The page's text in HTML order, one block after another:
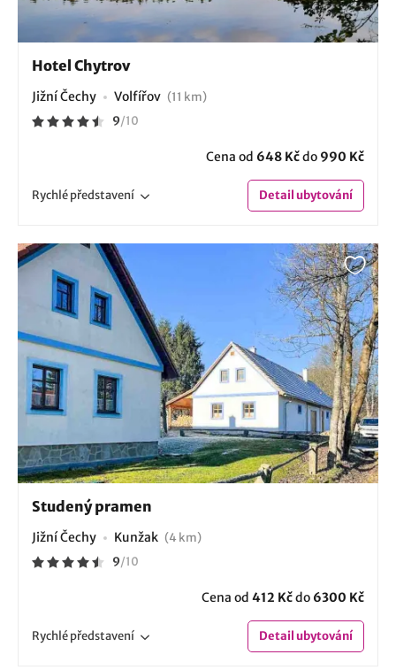
Hotel Chytrov
Jižní Čechy Volfířov (11 km)
9/10
Cena od 648 Kčdo 990 Kč
Rychlépředstavení Detailubytování
Studený pramen
Jižní Čechy Kunžak (4 km)
9/10
Cena od 412 Kčdo 6300 Kč
Rychlépředstavení Detailubytování